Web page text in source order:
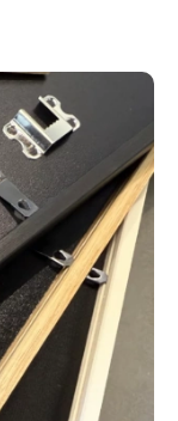
backboard,
jouw poster of